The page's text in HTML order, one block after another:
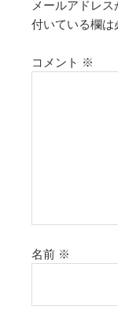
メールアドレス
付いている欄は
コメント ※
名前 ※